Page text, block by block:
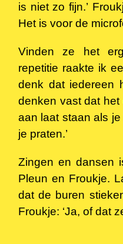
is niet zo fijn.’
Het is voor de
Vinden ze het
repetitie raakte ik
denk dat iedereen
denken vast dat het
aan laat staan als
je praten.’
Zingen en dansen
Pleun en Froukje.
dat de buren
Froukje: ‘Ja, of dat